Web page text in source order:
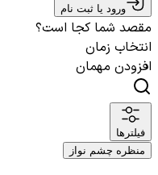
ورود یا ثبت نام
مقصد شما کجا است؟
انتخاب زمان
افزودن مهمان
فیلترها
منظره چشم نواز